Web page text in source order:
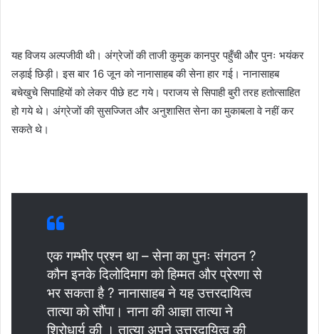
यह विजय अल्पजीवी थी। अंग्रेजों की ताजी कुमुक कानपुर पहुँची और पुनः भयंकर
लड़ाई छिड़ी। इस बार 16 जून को नानासाहब की सेना हार गई। नानासाहब
बचेखुचे सिपाहियों को लेकर पीछे हट गये। पराजय से सिपाही बुरी तरह हतोत्साहित
हो गये थे। अंग्रेजों की सुसज्जित और अनुशासित सेना का मुकाबला वे नहीं कर
सकते थे।
एक गम्भीर प्रश्न था – सेना का पुनः संगठन ?
कौन इनके दिलोदिमाग को हिम्मत और प्रेरणा से
भर सकता है ? नानासाहब ने यह उत्तरदायित्व
तात्या को सौंपा। नाना की आज्ञा तात्या ने
शिरोधार्य की । तात्या अपने उत्तरदायित्व की